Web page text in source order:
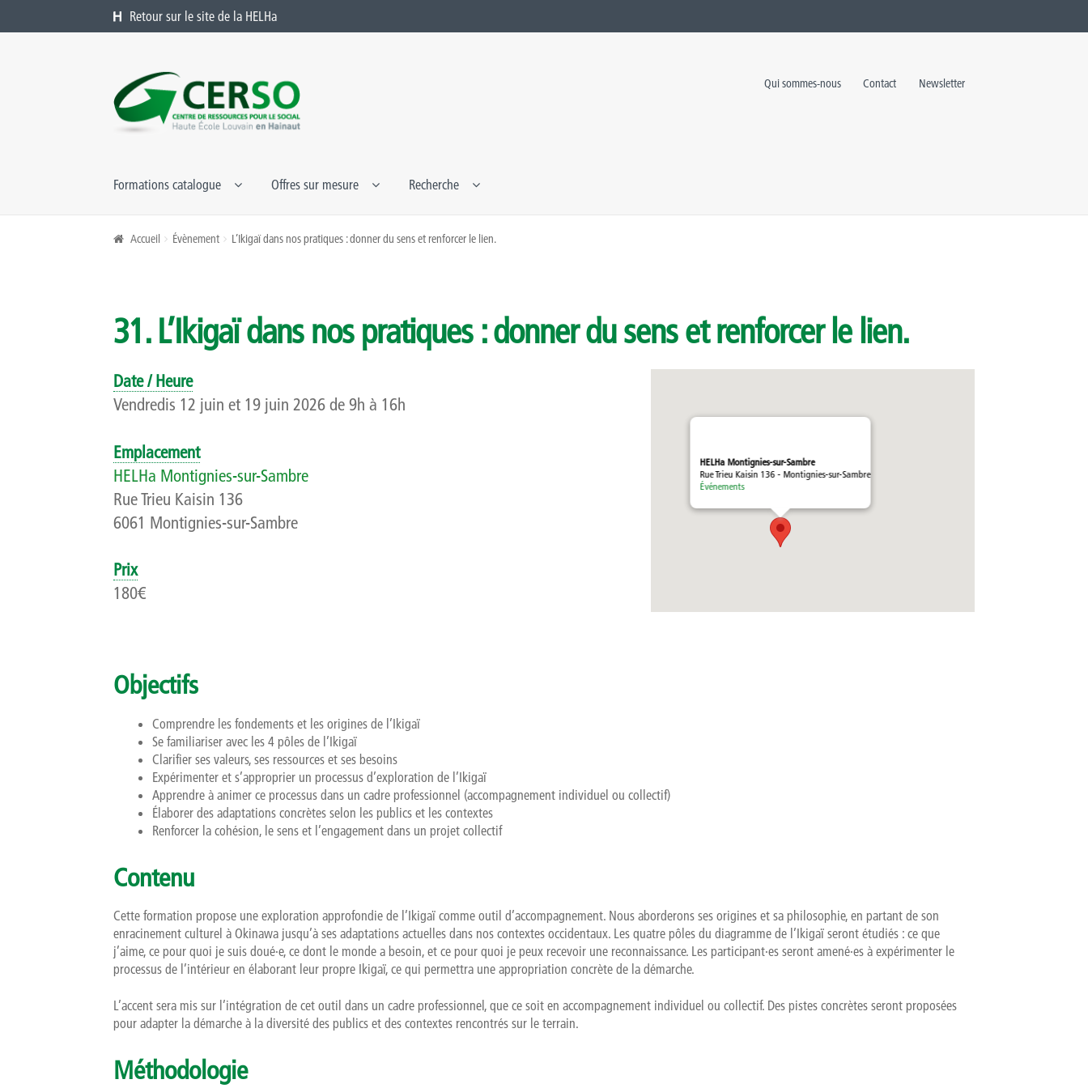
Retour sur le site de la HELHa
Aller à la navigation
Aller au contenu Qui sommes-nous Contact Newsletter
Formations catalogue Offres sur mesure Recherche
Accueil Évènement L’Ikigaï dans nos pratiques : donner du sens et renforcer le lien.
31. L’Ikigaï dans nos pratiques : donner du sens et renforcer le lien.
HELHa Montignies-sur-Sambre
Rue Trieu Kaisin 136 - Montignies-sur-Sambre
Événements
Date / Heure
Vendredis 12 juin et 19 juin 2026 de 9h à 16h
Emplacement
HELHa Montignies-sur-Sambre
Rue Trieu Kaisin 136
6061 Montignies-sur-Sambre
Prix
180€
Objectifs
Comprendre les fondements et les origines de l’Ikigaï
Se familiariser avec les 4 pôles de l’Ikigaï
Clarifier ses valeurs, ses ressources et ses besoins
Expérimenter et s’approprier un processus d’exploration de l’Ikigaï
Apprendre à animer ce processus dans un cadre professionnel (accompagnement individuel ou collectif)
Élaborer des adaptations concrètes selon les publics et les contextes
Renforcer la cohésion, le sens et l’engagement dans un projet collectif
Contenu
Cette formation propose une exploration approfondie de l’Ikigaï comme outil d’accompagnement. Nous aborderons ses origines et sa philosophie, en partant de son
enracinement culturel à Okinawa jusqu’à ses adaptations actuelles dans nos contextes occidentaux. Les quatre pôles du diagramme de l’Ikigaï seront étudiés : ce que
j’aime, ce pour quoi je suis doué·e, ce dont le monde a besoin, et ce pour quoi je peux recevoir une reconnaissance. Les participant·es seront amené·es à expérimenter le
processus de l’intérieur en élaborant leur propre Ikigaï, ce qui permettra une appropriation concrète de la démarche.
L’accent sera mis sur l’intégration de cet outil dans un cadre professionnel, que ce soit en accompagnement individuel ou collectif. Des pistes concrètes seront proposées
pour adapter la démarche à la diversité des publics et des contextes rencontrés sur le terrain.
Méthodologie